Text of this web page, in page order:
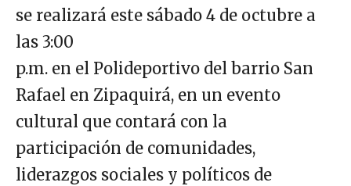
se realizará este sábado 4 de octubre a
las 3:00
p.m. en el Polideportivo del barrio San
Rafael en Zipaquirá, en un evento
cultural que contará con la
participación de comunidades,
liderazgos sociales y políticos de